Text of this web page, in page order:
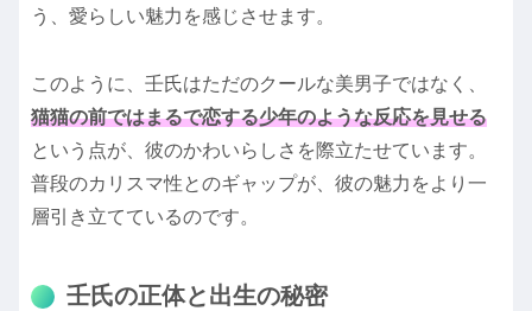
う、愛らしい魅力を感じさせます。
このように、壬氏はただのクールな美男子ではなく、
猫猫の前ではまるで恋する少年のような反応を見せる
という点が、彼のかわいらしさを際立たせています。
普段のカリスマ性とのギャップが、彼の魅力をより一
層引き立てているのです。
壬氏の正体と出生の秘密